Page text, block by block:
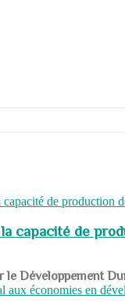
capacité de
Développement